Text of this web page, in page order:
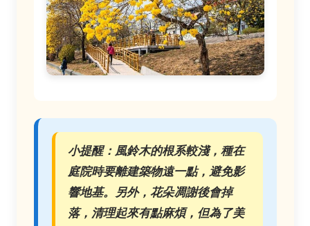
小提醒： 風鈴木的根系較淺，種在
庭院時要離建築物遠一點，避免影
響地基。另外，花朵凋謝後會掉
落，清理起來有點麻煩，但為了美